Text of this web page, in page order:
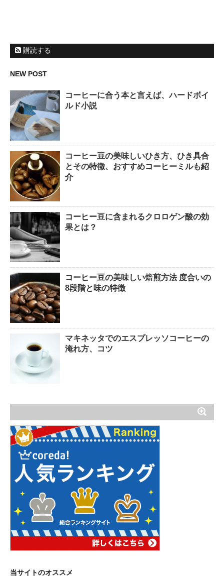
購読する
NEW POST
コーヒーに合う本と言えば、ハードボイ
ルド小説
コーヒー豆の美味しいひき方、ひき具合
とその特徴、おすすめコーヒーミルも紹
介
コーヒー豆に含まれるクロロゲン酸の効
果とは？
コーヒー豆の美味しい焙煎方法 度合いの
8段階と味の特徴
マキネッタでのエスプレッソコーヒーの
淹れ方、コツ
当サイトのオススメ